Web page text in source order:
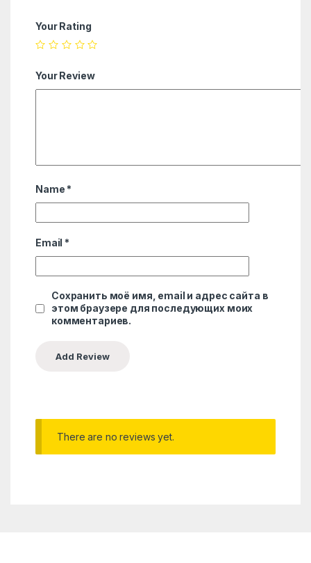
Your Rating
Your Review
Name *
Email *
Сохранить моё имя, email и адрес сайта в
этом браузере для последующих моих
комментариев.
There are no reviews yet.